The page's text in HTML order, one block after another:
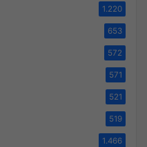
1.220
653
572
571
521
519
1.466